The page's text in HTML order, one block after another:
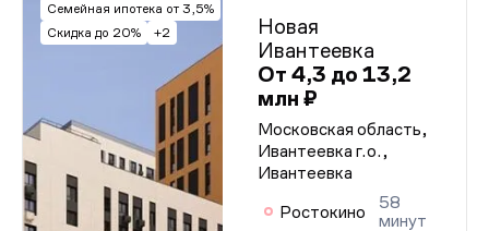
Семейная ипотека от 3,5%
Скидка до 20%
+2
Новая
Ивантеевка
От 4,3 до 13,2
млн ₽
Московская область,
Ивантеевка г.о.,
Ивантеевка
Ростокино
58
минут